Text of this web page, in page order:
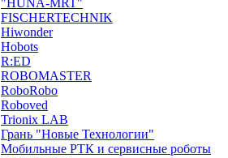
"HUNA-MRT"
FISCHERTECHNIK
Hiwonder
Hobots
R:ED
ROBOMASTER
RoboRobo
Roboved
Trionix LAB
Грань "Новые Технологии"
Мобильные РТК и сервисные роботы